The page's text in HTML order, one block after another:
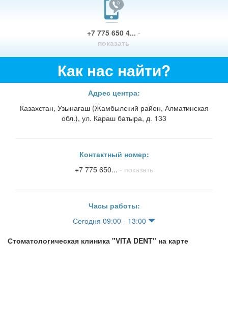
+7 775 650 4...-
показать
Как нас найти?
Адрес центра:
Казахстан, Узынагаш (Жамбылский район, Алматинская
обл.), ул. Караш батыра, д. 133
Контактный номер:
+7 775 650... - показать
Часы работы:
Сегодня 09:00 - 13:00
Стоматологическая клиника "VITA DENT" на карте